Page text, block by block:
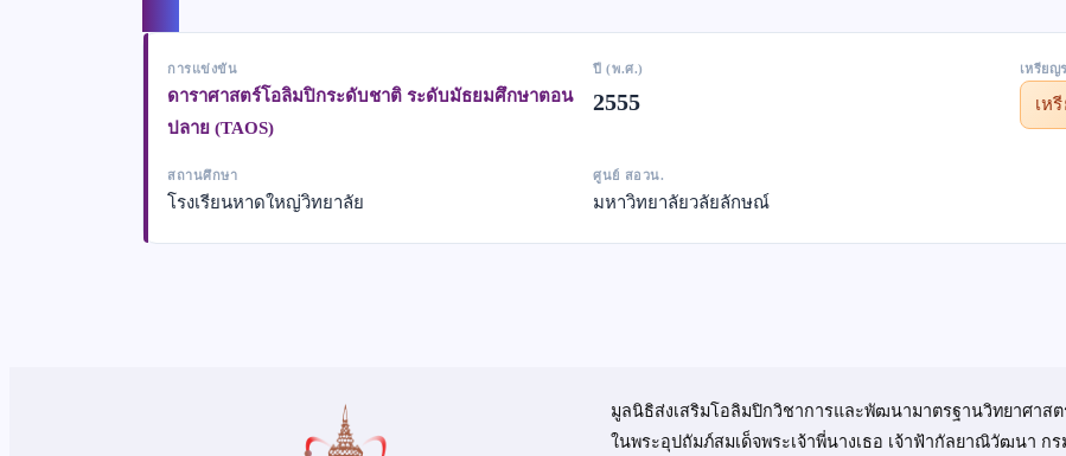
การแข่งขัน
ดาราศาสตร์โอลิมปิกระดับชาติ ระดับมัธยมศึกษาตอน
ปลาย (TAOS)
ปี (พ.ศ.)
2555
เหรียญ
เห
สถานศึกษา
โรงเรียนหาดใหญ่วิทยาลัย
ศูนย์ สอวน.
มหาวิทยาลัยวลัยลักษณ์
มูลนิธิส่งเสริมโอลิมปิกวิชาการและพัฒนามาตรฐานวิทยาศาส
ในพระอุปถัมภ์สมเด็จพระเจ้าพี่นางเธอ เจ้าฟ้ากัลยาณิวัฒนา ก